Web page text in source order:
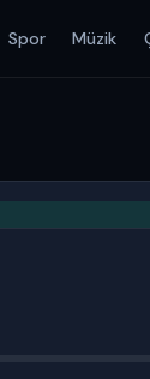
Spor Müzik